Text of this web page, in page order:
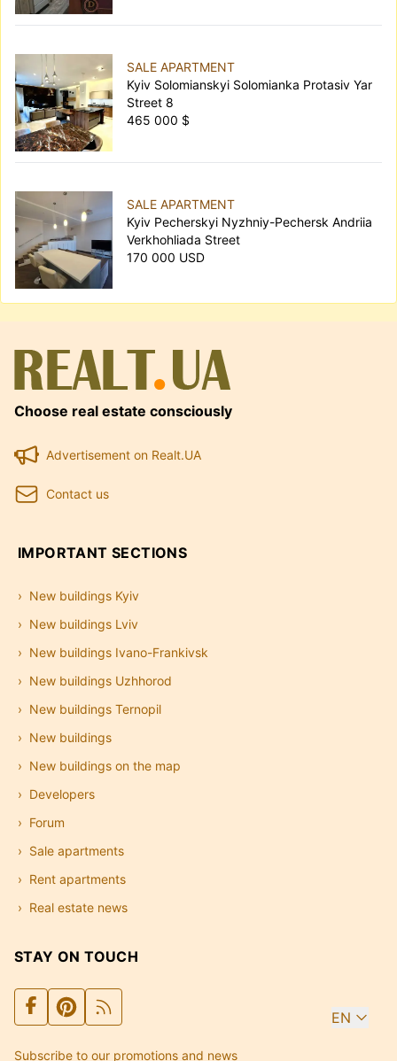
SALE APARTMENT
Kyiv Solomianskyi Solomianka Protasiv Yar
Street 8
465 000 $
SALE APARTMENT
Kyiv Pecherskyi Nyzhniy-Pechersk Andriia
Verkhohliada Street
170 000 USD
Choose real estate consciously
Advertisement on Realt.UA
Contact us
IMPORTANT SECTIONS
New buildings Kyiv
New buildings Lviv
New buildings Ivano-Frankivsk
New buildings Uzhhorod
New buildings Ternopil
New buildings
New buildings on the map
Developers
Forum
Sale apartments
Rent apartments
Real estate news
STAY ON TOUCH
EN
Subscribe to our promotions and news